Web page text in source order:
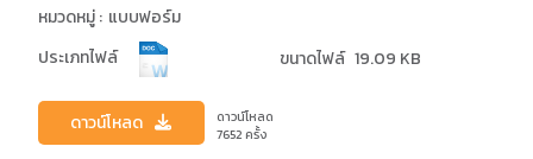
หมวดหมู่ : แบบฟอร์ม
ประเภทไฟล์
ขนาดไฟล์ 19.09 KB
ดาวน์โหลด
ดาวน์โหลด
7652ครั้ง